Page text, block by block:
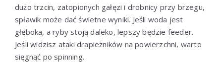
dużo trzcin, zatopionych gałęzi i drobnicy przy brzegu,
spławik może dać świetne wyniki. Jeśli woda jest
głęboka, a ryby stoją daleko, lepszy będzie feeder.
Jeśli widzisz ataki drapieżników na powierzchni, warto
sięgnąć po spinning.